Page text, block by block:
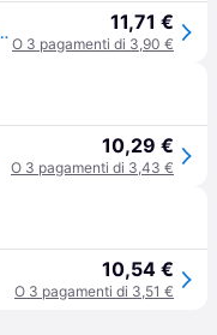
Home Controllo Remoto Tramite App Tapo 10A 2300W 11,71 €
O 3 pagamenti di 3,90 €
10,29 €
O 3 pagamenti di 3,43 €
10,54 €
O 3 pagamenti di 3,51 €